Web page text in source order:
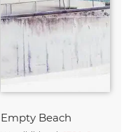
Empty Beach